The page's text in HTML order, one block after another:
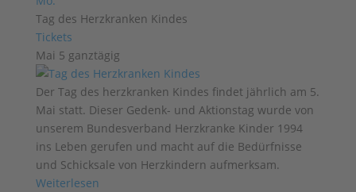
Tag des Herzkranken Kindes
Tickets
Mai 5 ganztägig
Der Tag des herzkranken Kindes findet jährlich am 5.
Mai statt. Dieser Gedenk- und Aktionstag wurde von
unserem Bundesverband Herzkranke Kinder 1994
ins Leben gerufen und macht auf die Bedürfnisse
und Schicksale von Herzkindern aufmerksam.
Weiterlesen